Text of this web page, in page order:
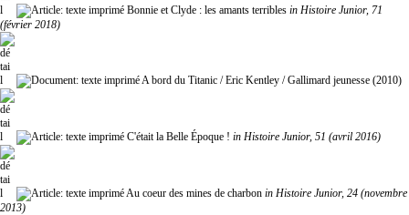
Bonnie et Clyde : les amants terribles in Histoire Junior, 71
(février 2018)
A bord du Titanic / Eric Kentley / Gallimard jeunesse (2010)
C'était la Belle Époque ! in Histoire Junior, 51 (avril 2016)
Au coeur des mines de charbon in Histoire Junior, 24 (novembre
2013)